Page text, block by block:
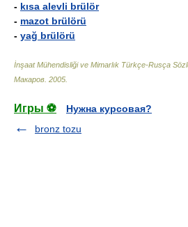
- kısa alevli brülör
- mazot brülörü
- yağ brülörü
İnşaat Mühendisliği ve Mimarlık Türkçe-Rusça
Макаров 2005
Игры ⚽
Нужна курсовая?
bronz tozu